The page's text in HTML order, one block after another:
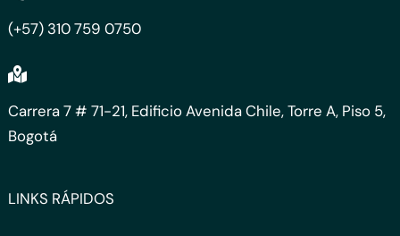
(+57) 310 759 0750
Carrera 7 # 71-21, Edificio Avenida Chile, Torre A, Piso 5,
Bogotá
LINKS RÁPIDOS